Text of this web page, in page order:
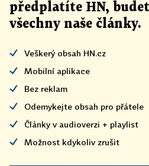
předplatíte HN,
všechny naše články.
Veškerý obsah HN.cz
Mobilní aplikace
Bez reklam
Odemykejte obsah pro přátele
Články v audioverzi + playlist
Možnost kdykoliv zrušit